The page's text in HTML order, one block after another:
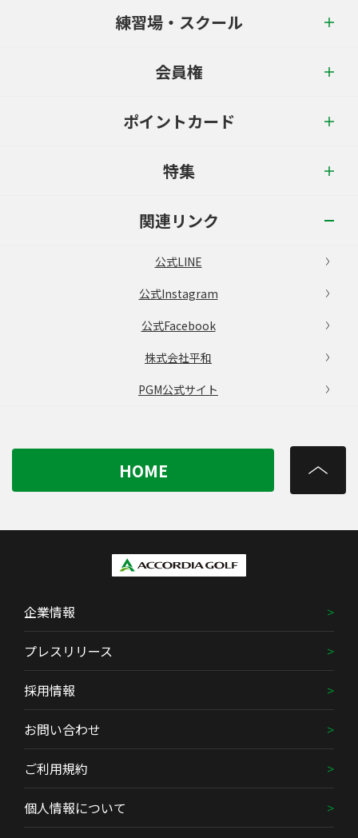
練習場・スクール
会員権
ポイントカード
特集
関連リンク
公式LINE
公式Instagram
公式Facebook
株式会社平和
PGM公式サイト
HOME
企業情報
プレスリリース
採用情報
お問い合わせ
ご利用規約
個人情報について